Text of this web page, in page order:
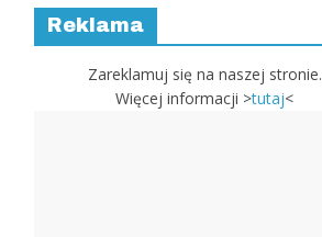
Reklama
Zareklamuj się na naszej stronie.
Więcej informacji >tutaj<